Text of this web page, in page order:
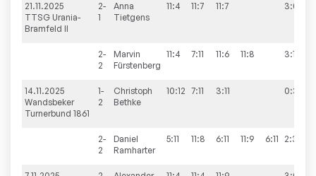
21.11.2025
TTSG Urania-
Bramfeld II
2-
1
Anna
Tietgens
11:4 11:7 11:7 3:0
2-
2
Marvin
Fürstenberg
11:4 7:11 11:6 11:8 3:1
14.11.2025
Wandsbeker
Turnerbund 1861
1-
2
Christoph
Bethke
10:12 7:11 3:11 0:3
2-
2
Daniel
Ramharter
5:11 11:8 6:11 11:9 6:11 2:3